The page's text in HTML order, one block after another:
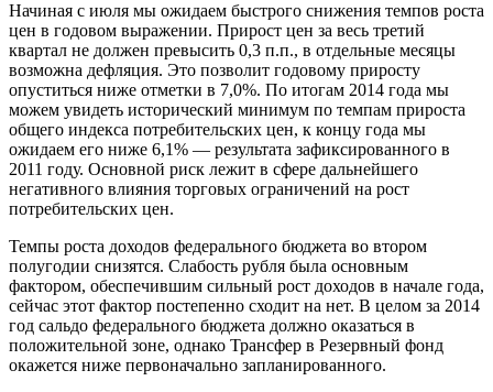
Начиная с июля мы ожидаем быстрого снижения темпов роста
цен в годовом выражении. Прирост цен за весь третий
квартал не должен превысить 0,3 п.п., в отдельные месяцы
возможна дефляция. Это позволит годовому приросту
опуститься ниже отметки в 7,0%. По итогам 2014 года мы
можем увидеть исторический минимум по темпам прироста
общего индекса потребительских цен, к концу года мы
ожидаем его ниже 6,1% — результата зафиксированного в
2011 году. Основной риск лежит в сфере дальнейшего
негативного влияния торговых ограничений на рост
потребительских цен.
Темпы роста доходов федерального бюджета во втором
полугодии снизятся. Слабость рубля была основным
фактором, обеспечившим сильный рост доходов в начале года,
сейчас этот фактор постепенно сходит на нет. В целом за 2014
год сальдо федерального бюджета должно оказаться в
положительной зоне, однако Трансфер в Резервный фонд
окажется ниже первоначально запланированного.